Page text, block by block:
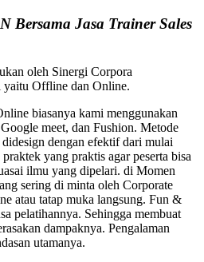
Bersama Jasa Trainer Sales
oleh Sinergi Corpora
yaitu Offline dan Online.
biasanya kami menggunakan
meet, dan Fushion. Metode
dengan efektif dari mulai
yang praktis agar peserta bisa
ilmu yang dipelari. di Momen
sering di minta oleh Corporate
atau tatap muka langsung. Fun &
pelatihannya. Sehingga membuat
dampaknya. Pengalaman
utamanya.